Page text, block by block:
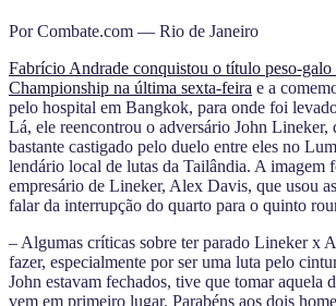
Por Combate.com — Rio de Janeiro
Fabrício Andrade conquistou o título peso-
Championship na última sexta-feira e a
pelo hospital em Bangkok, para onde foi
Lá, ele reencontrou o adversário John Lineker,
bastante castigado pelo duelo entre eles no
lendário local de lutas da Tailândia. A imagem
empresário de Lineker, Alex Davis, que usou
falar da interrupção do quarto para o quinto
– Algumas críticas sobre ter parado Lineker x
fazer, especialmente por ser uma luta pelo
John estavam fechados, tive que tomar aquela
vem em primeiro lugar. Parabéns aos dois